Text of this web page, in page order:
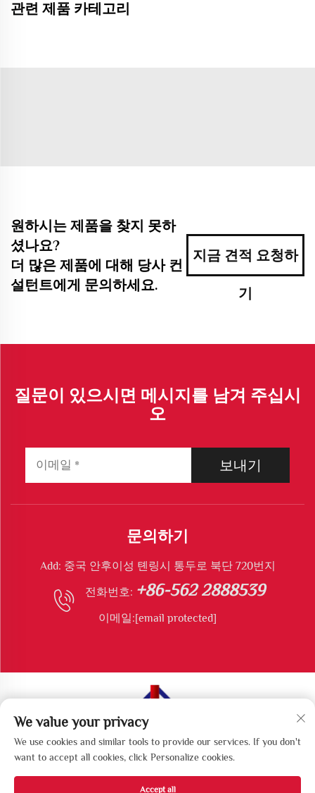
관련 제품 카테고리
원하시는 제품을 찾지 못하
셨나요?
더 많은 제품에 대해 당사 컨
설턴트에게 문의하세요.
지금 견적 요청하
기
질문이 있으시면 메시지를 남겨 주십시
오
보내기
문의하기
Add: 중국 안후이성 톈링시 통두로 북단 720번지
전화번호: +86-562 2888539
이메일:[email protected]
저작권 © 톈링 롱슈엔 환경 보호 장비 유한 회사. 모든 권
리 예약.
We value your privacy
We use cookies and similar tools to provide our services. If you don't
want to accept all cookies, click Personalize cookies.
Accept all